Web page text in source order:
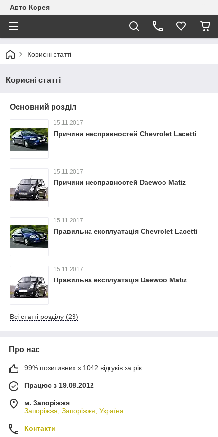
Авто Корея
Корисні статті
Корисні статті
Основний розділ
15.11.2017
Причини несправностей Chevrolet Lacetti
15.11.2017
Причини несправностей Daewoo Matiz
15.11.2017
Правильна експлуатація Chevrolet Lacetti
15.11.2017
Правильна експлуатація Daewoo Matiz
Всі статті розділу (23)
Про нас
99% позитивних з 1042 відгуків за рік
Працює з 19.08.2012
м. Запоріжжя
Запоріжжя, Запоріжжя, Україна
Контакти